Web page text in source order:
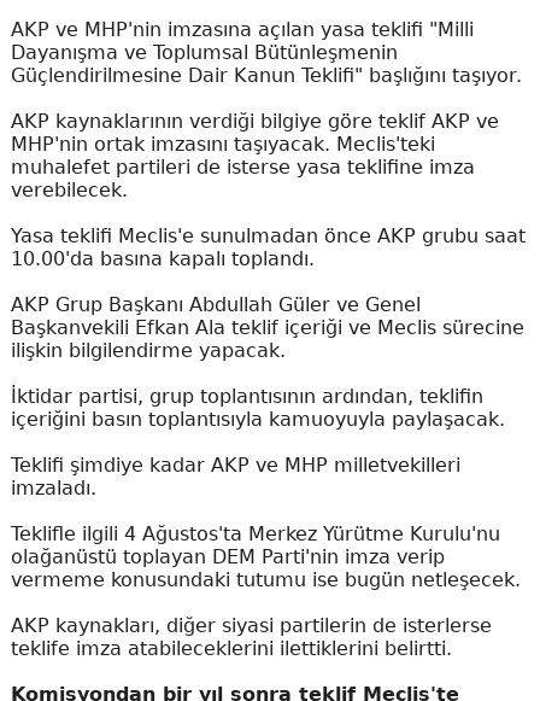
AKP ve MHP'nin imzasına açılan yasa teklifi "Milli
Dayanışma ve Toplumsal Bütünleşmenin
Güçlendirilmesine Dair Kanun Teklifi" başlığını taşıyor.
AKP kaynaklarının verdiği bilgiye göre teklif AKP ve
MHP'nin ortak imzasını taşıyacak. Meclis'teki
muhalefet partileri de isterse yasa teklifine imza
verebilecek.
Yasa teklifi Meclis'e sunulmadan önce AKP grubu saat
10.00'da basına kapalı toplandı.
AKP Grup Başkanı Abdullah Güler ve Genel
Başkanvekili Efkan Ala teklif içeriği ve Meclis sürecine
ilişkin bilgilendirme yapacak.
İktidar partisi, grup toplantısının ardından, teklifin
içeriğini basın toplantısıyla kamuoyuyla paylaşacak.
Teklifi şimdiye kadar AKP ve MHP milletvekilleri
imzaladı.
Teklifle ilgili 4 Ağustos'ta Merkez Yürütme Kurulu'nu
olağanüstü toplayan DEM Parti'nin imza verip
vermeme konusundaki tutumu ise bugün netleşecek.
AKP kaynakları, diğer siyasi partilerin de isterlerse
teklife imza atabileceklerini ilettiklerini belirtti.
Komisyondan bir yıl sonra teklif Meclis'te